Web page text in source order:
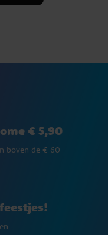
€ 5,90
boven de € 60